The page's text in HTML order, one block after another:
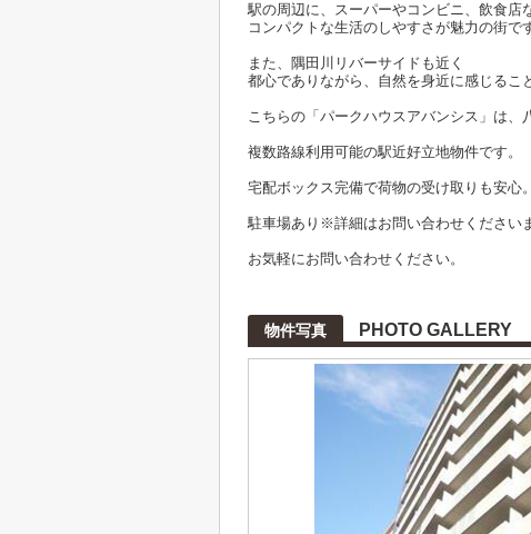
駅の周辺に、スーパーやコンビニ、飲食店
コンパクトな生活のしやすさが魅力の街で
また、隅田川リバーサイドも近く
都心でありながら、自然を身近に感じるこ
こちらの「パークハウスアバンシス」は、
複数路線利用可能の駅近好立地物件です。
宅配ボックス完備で荷物の受け取りも安心。
駐車場あり※詳細はお問い合わせください
お気軽にお問い合わせください。
物件写真 PHOTO GALLERY